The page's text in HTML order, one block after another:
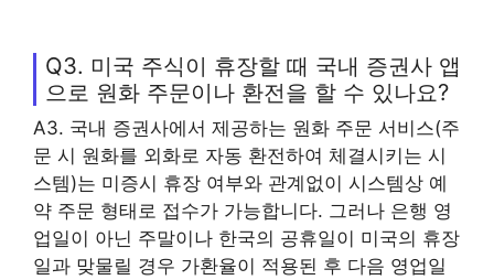
Q3. 미국 주식이 휴장할 때 국내 증권사 앱
으로 원화 주문이나 환전을 할 수 있나요?
A3. 국내 증권사에서 제공하는 원화 주문 서비스(주
문 시 원화를 외화로 자동 환전하여 체결시키는 시
스템)는 미증시 휴장 여부와 관계없이 시스템상 예
약 주문 형태로 접수가 가능합니다. 그러나 은행 영
업일이 아닌 주말이나 한국의 공휴일이 미국의 휴장
일과 맞물릴 경우 가환율이 적용된 후 다음 영업일